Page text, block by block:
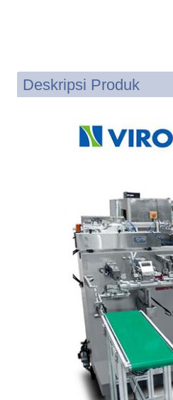
Deskripsi Produk